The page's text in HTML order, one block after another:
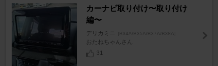
カーナビ取り付け〜取り付け
編〜
デリカミニ [B34A/B35A/B37A/B38A]
おたねちゃんさん
31